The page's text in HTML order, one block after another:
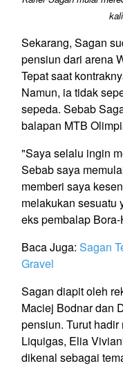
Sekarang, Sagan
pensiun dari arena
Tepat saat
Namun, ia tidak
sepeda. Sebab
balapan MTB
"Saya selalu ingin
Sebab saya
memberi saya
melakukan sesuatu
eks pembalap
Baca Juga: Sagan
Gravel
Sagan diapit oleh
Maciej Bodnar dan
pensiun. Turut
Liquigas, Elia
dikenal sebagai